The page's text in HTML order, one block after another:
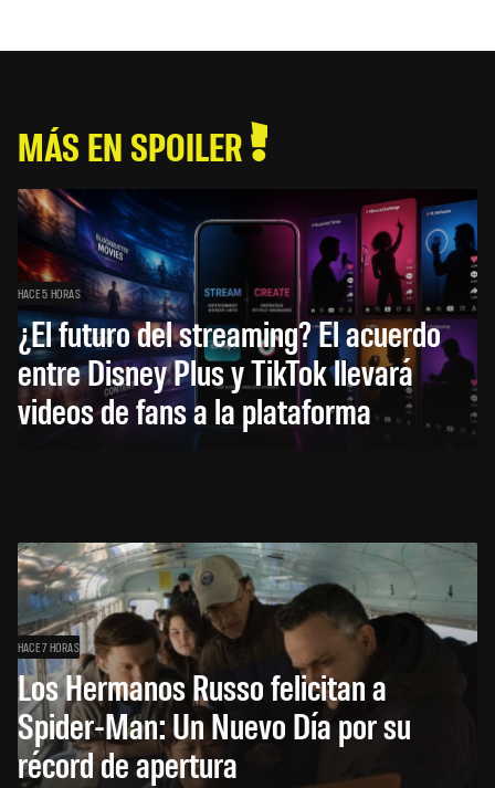
MÁS EN SPOILER
HACE 5 HORAS
¿El futuro del streaming? El acuerdo
entre Disney Plus y TikTok llevará
videos de fans a la plataforma
HACE 7 HORAS
Los Hermanos Russo felicitan a
Spider-Man: Un Nuevo Día por su
récord de apertura